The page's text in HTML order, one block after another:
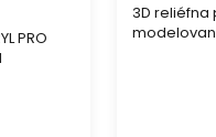
PRO
3D reliéfna